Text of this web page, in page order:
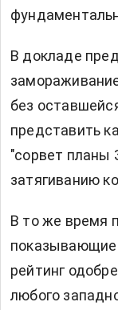
В докладе
без
представить
"сорвет планы
затягиванию
В то же время
показывающие
рейтинг
любого